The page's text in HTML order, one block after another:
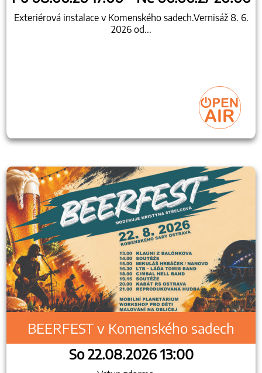
Exteriérová instalace v Komenského sadech.Vernisáž 8. 6.
2026 od...
BEERFEST v Komenského sadech
So 22.08.2026 13:00